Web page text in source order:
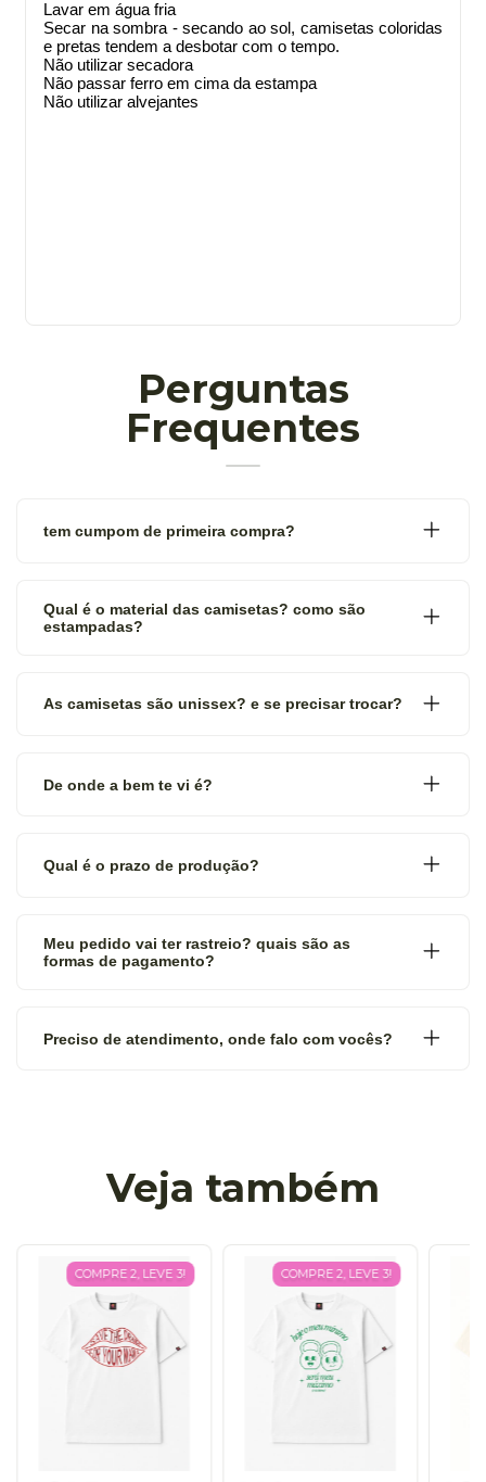
Lavar em água fria
Secar na sombra - secando ao sol, camisetas coloridas
e pretas tendem a desbotar com o tempo.
Não utilizar secadora
Não passar ferro em cima da estampa
Não utilizar alvejantes
Perguntas
Frequentes
tem cumpom de primeira compra?
Qual é o material das camisetas? como são
estampadas?
As camisetas são unissex? e se precisar trocar?
De onde a bem te vi é?
Qual é o prazo de produção?
Meu pedido vai ter rastreio? quais são as
formas de pagamento?
Preciso de atendimento, onde falo com vocês?
Veja também
COMPRE 2, LEVE 3! COMPRE 2, LEVE 3!